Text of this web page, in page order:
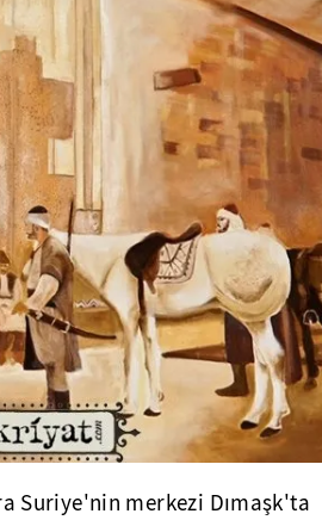
Suriye'nin merkezi Dımaşk'ta